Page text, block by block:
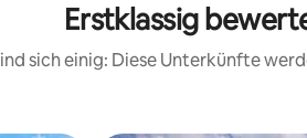
Erstklassig
sich einig: Diese Unterkünfte